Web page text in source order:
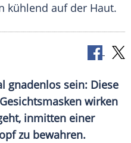
kühlend auf der Haut.
gnadenlos sein: Diese
wirken
inmitten einer
zu bewahren.